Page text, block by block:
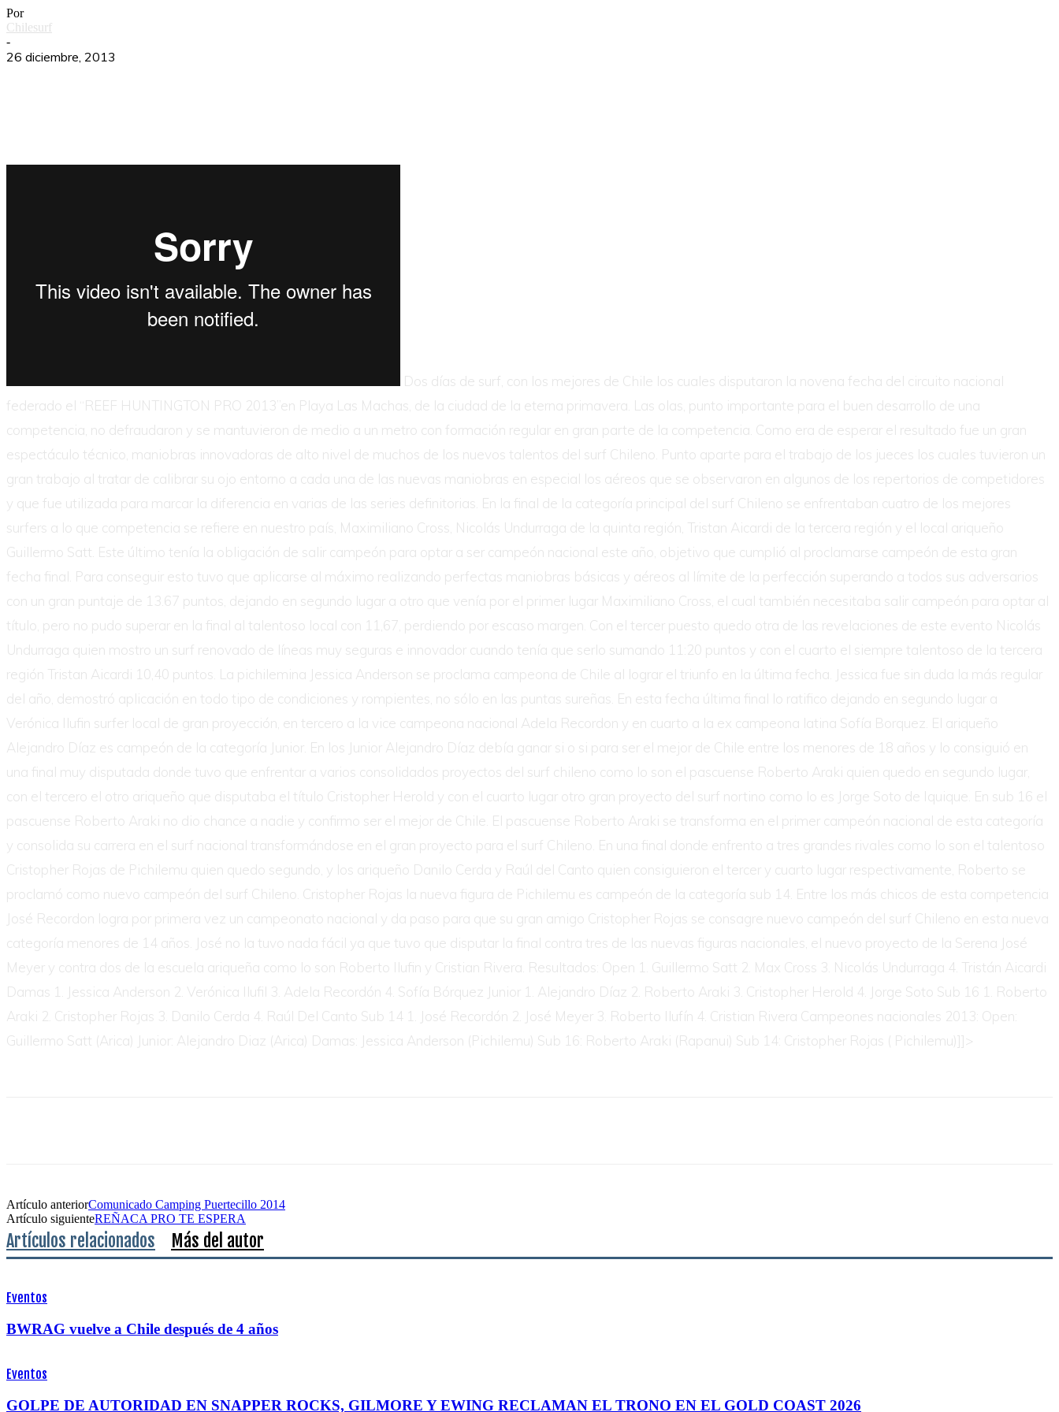
Por
Chilesurf
-
26 diciembre, 2013
Dos días de surf, con los mejores de Chile los cuales disputaron la novena fecha del circuito nacional
federado el “REEF HUNTINGTON PRO 2013”en Playa Las Machas, de la ciudad de la eterna primavera. Las olas, punto importante para el buen desarrollo de una
competencia, no defraudaron y se mantuvieron de medio a un metro con formación regular en gran parte de la competencia. Como era de esperar el resultado fue un gran
espectáculo técnico, maniobras innovadoras de alto nivel de muchos de los nuevos talentos del surf Chileno. Punto aparte para el trabajo de los jueces los cuales tuvieron un
gran trabajo al tratar de calibrar su ojo entorno a cada una de las nuevas maniobras en especial los aéreos que se observaron en algunos de los repertorios de competidores
y que fue utilizada para marcar la diferencia en varias de las series definitorias. En la final de la categoría principal del surf Chileno se enfrentaban cuatro de los mejores
surfers a lo que competencia se refiere en nuestro país, Maximiliano Cross, Nicolás Undurraga de la quinta región, Tristan Aicardi de la tercera región y el local ariqueño
Guillermo Satt. Este último tenía la obligación de salir campeón para optar a ser campeón nacional este año, objetivo que cumplió al proclamarse campeón de esta gran
fecha final. Para conseguir esto tuvo que aplicarse al máximo realizando perfectas maniobras básicas y aéreos al límite de la perfección superando a todos sus adversarios
con un gran puntaje de 13.67 puntos, dejando en segundo lugar a otro que venía por el primer lugar Maximiliano Cross, el cual también necesitaba salir campeón para optar al
título, pero no pudo superar en la final al talentoso local con 11,67, perdiendo por escaso margen. Con el tercer puesto quedo otra de las revelaciones de este evento Nicolás
Undurraga quien mostro un surf renovado de líneas muy seguras e innovador cuando tenía que serlo sumando 11:20 puntos y con el cuarto el siempre talentoso de la tercera
región Tristan Aicardi 10,40 puntos. La pichilemina Jessica Anderson se proclama campeona de Chile al lograr el triunfo en la última fecha. Jessica fue sin duda la más regular
del año, demostró aplicación en todo tipo de condiciones y rompientes, no sólo en las puntas sureñas. En esta fecha última final lo ratifico dejando en segundo lugar a
Verónica Ilufin surfer local de gran proyección, en tercero a la vice campeona nacional Adela Recordon y en cuarto a la ex campeona latina Sofía Borquez. El ariqueño
Alejandro Díaz es campeón de la categoría Junior. En los Junior Alejandro Díaz debía ganar si o si para ser el mejor de Chile entre los menores de 18 años y lo consiguió en
una final muy disputada donde tuvo que enfrentar a varios consolidados proyectos del surf chileno como lo son el pascuense Roberto Araki quien quedo en segundo lugar,
con el tercero el otro ariqueño que disputaba el título Cristopher Herold y con el cuarto lugar otro gran proyecto del surf nortino como lo es Jorge Soto de Iquique. En sub 16 el
pascuense Roberto Araki no dio chance a nadie y confirmo ser el mejor de Chile. El pascuense Roberto Araki se transforma en el primer campeón nacional de esta categoría
y consolida su carrera en el surf nacional transformándose en el gran proyecto para el surf Chileno. En una final donde enfrento a tres grandes rivales como lo son el talentoso
Cristopher Rojas de Pichilemu quien quedo segundo, y los ariqueño Danilo Cerda y Raúl del Canto quien consiguieron el tercer y cuarto lugar respectivamente, Roberto se
proclamó como nuevo campeón del surf Chileno. Cristopher Rojas la nueva figura de Pichilemu es campeón de la categoría sub 14. Entre los más chicos de esta competencia
José Recordon logra por primera vez un campeonato nacional y da paso para que su gran amigo Cristopher Rojas se consagre nuevo campeón del surf Chileno en esta nueva
categoría menores de 14 años. José no la tuvo nada fácil ya que tuvo que disputar la final contra tres de las nuevas figuras nacionales, el nuevo proyecto de la Serena José
Meyer y contra dos de la escuela ariqueña como lo son Roberto Ilufin y Cristian Rivera. Resultados: Open 1. Guillermo Satt 2. Max Cross 3. Nicolás Undurraga 4. Tristán Aicardi
Damas 1. Jessica Anderson 2. Verónica Ilufil 3. Adela Recordón 4. Sofía Bórquez Junior 1. Alejandro Díaz 2. Roberto Araki 3. Cristopher Herold 4. Jorge Soto Sub 16 1. Roberto
Araki 2. Cristopher Rojas 3. Danilo Cerda 4. Raúl Del Canto Sub 14 1. José Recordón 2. José Meyer 3. Roberto Ilufín 4. Cristian Rivera Campeones nacionales 2013: Open:
Guillermo Satt (Arica) Junior: Alejandro Diaz (Arica) Damas: Jessica Anderson (Pichilemu) Sub 16: Roberto Araki (Rapanui) Sub 14: Cristopher Rojas ( Pichilemu)]]>
Artículo anteriorComunicado Camping Puertecillo 2014
Artículo siguienteREÑACA PRO TE ESPERA
Artículos relacionados Más del autor
Eventos
BWRAG vuelve a Chile después de 4 años
Eventos
GOLPE DE AUTORIDAD EN SNAPPER ROCKS, GILMORE Y EWING RECLAMAN EL TRONO EN EL GOLD COAST 2026